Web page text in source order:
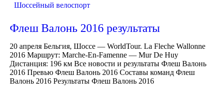
Шоссейный велоспорт
Флеш Валонь 2016 результаты
20 апреля Бельгия, Шоссе — WorldTour. La Fleche Wallonne
2016 Маршрут: Marche-En-Famenne — Mur De Huy
Дистанция: 196 км Все новости и результаты Флеш Валонь
2016 Превью Флеш Валонь 2016 Составы команд Флеш
Валонь 2016 Результаты Флеш Валонь 2016